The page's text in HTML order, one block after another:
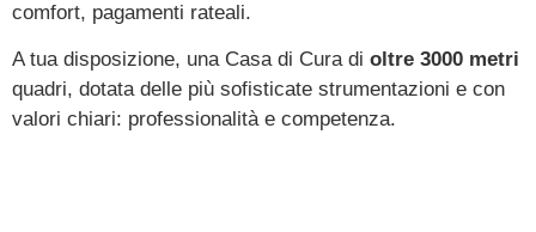
comfort, pagamenti rateali.
A tua disposizione, una Casa di Cura di oltre 3000 metri
quadri, dotata delle più sofisticate strumentazioni e con
valori chiari: professionalità e competenza.